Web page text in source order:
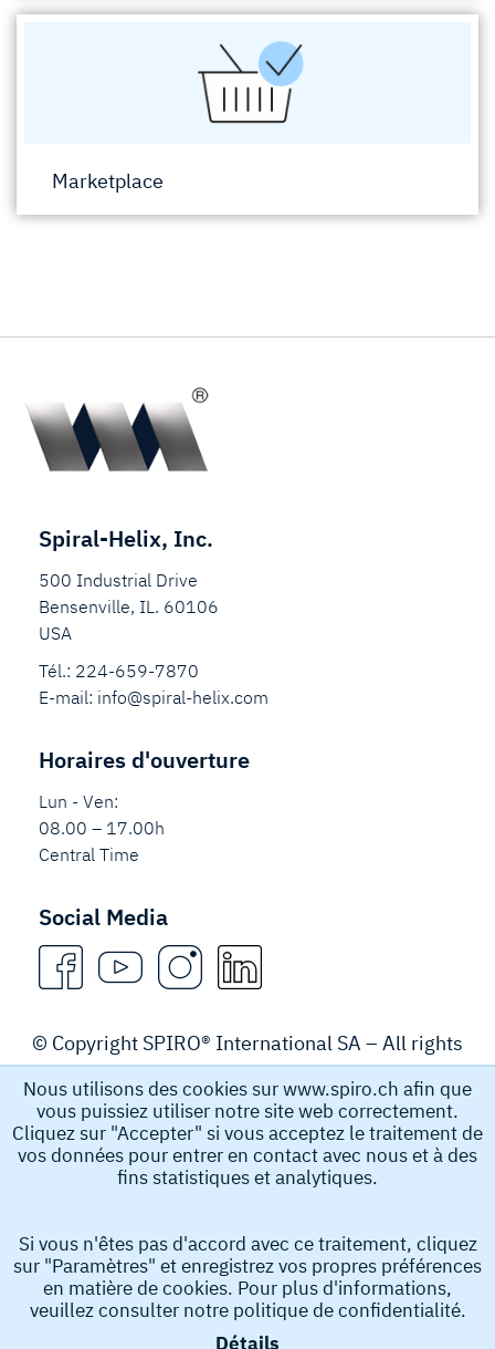
Marketplace
Spiral-Helix, Inc.
500 Industrial Drive
Bensenville, IL. 60106
USA
Tél.: 224-659-7870
E-mail: info@spiral-helix.com
Horaires d'ouverture
Lun - Ven:
08.00 – 17.00h
Central Time
Social Media
© Copyright SPIRO® International SA – All rights
reserved.
Legal Notice
Spiro International SA recueille et stocke des données à
mail et le numéro de téléphone que vous soumettez afin
d’obtenir des informations de notre part. Ces données à
caractère personnel nous aident à traiter votre demande.
En soumettant votre demande, vous acceptez la collecte
Nous utilisons des cookies sur www.spiro.ch afin que
vous puissiez utiliser notre site web correctement.
Cliquez sur "Accepter" si vous acceptez le traitement de
vos données pour entrer en contact avec nous et à des
fins statistiques et analytiques.
Si vous n'êtes pas d'accord avec ce traitement, cliquez
sur "Paramètres" et enregistrez vos propres préférences
en matière de cookies. Pour plus d'informations,
veuillez consulter notre politique de confidentialité.
Détails